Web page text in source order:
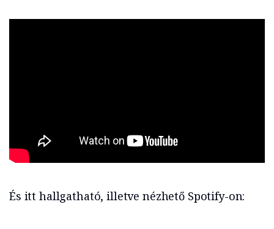
És itt hallgatható, illetve nézhető Spotify-on: